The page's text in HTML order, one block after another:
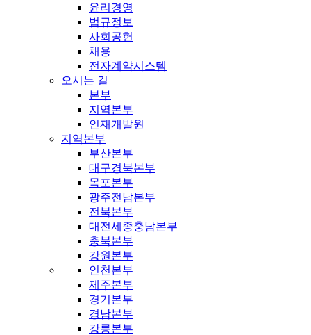
윤리경영
법규정보
사회공헌
채용
전자계약시스템
오시는 길
본부
지역본부
인재개발원
지역본부
부산본부
대구경북본부
목포본부
광주전남본부
전북본부
대전세종충남본부
충북본부
강원본부
인천본부
제주본부
경기본부
경남본부
강릉본부